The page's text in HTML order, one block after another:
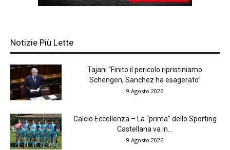
Notizie Più Lette
Tajani “Finito il pericolo ripristiniamo
Schengen, Sanchez ha esagerato”
9 Agosto 2026
Calcio Eccellenza – La “prima” dello Sporting
Castellana va in...
9 Agosto 2026